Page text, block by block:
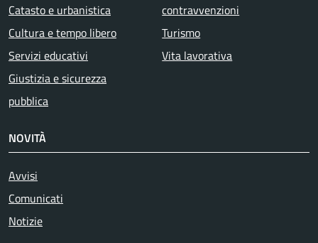
Catasto e urbanistica
Cultura e tempo libero
Servizi educativi
Giustizia e sicurezza
pubblica
contravvenzioni
Turismo
Vita lavorativa
NOVITÀ
Avvisi
Comunicati
Notizie